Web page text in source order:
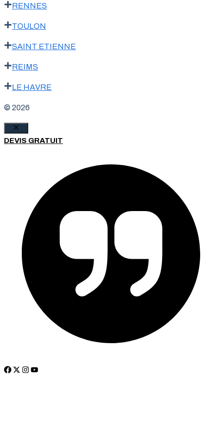
RENNES
TOULON
SAINT ETIENNE
REIMS
LE HAVRE
© 2026
Fermer
DEVIS GRATUIT